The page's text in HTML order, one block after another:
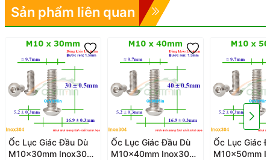
Sản phẩm liên quan
Ốc Lục Giác Đầu Dù
M10x30mm Inox304
Ốc Lục Giác Đầu Dù
M10x40mm Inox304
Ốc Lục Giác
M10x50mm